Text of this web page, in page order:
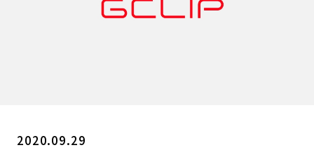
2020.09.29